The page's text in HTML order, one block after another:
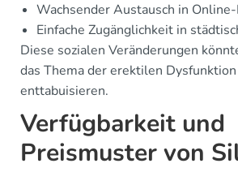
Wachsender Austausch in
Einfache Zugänglichkeit in
Diese sozialen Veränderungen
das Thema der erektilen
enttabuisieren.
Verfügbarkeit und
Preismuster von